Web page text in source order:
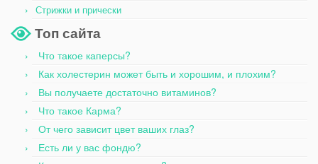
Стрижки и прически
Топ сайта
Что такое каперсы?
Как холестерин может быть и хорошим, и плохим?
Вы получаете достаточно витаминов?
Что такое Карма?
От чего зависит цвет ваших глаз?
Есть ли у вас фондю?